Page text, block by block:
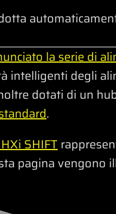
la serie di
intelligenti degli
dotati di un
.
SHIFT
pagina